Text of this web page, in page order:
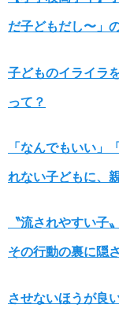
だ子どもだし〜」
子どものイライラ
って？
「なんでもいい」
れない子どもに、
〝流されやすい子
その行動の裏に隠
させないほうが良